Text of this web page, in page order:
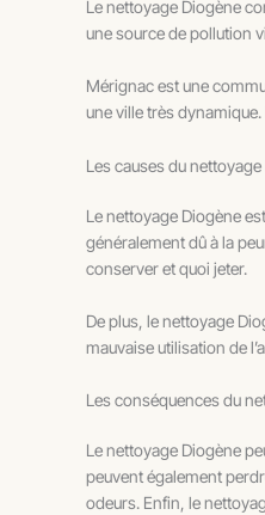
Le nettoyage Diogène
une source de pollution
Mérignac est une
une ville très
Les causes du
Le nettoyage Diogène
généralement dû à la
conserver et quoi jeter.
De plus, le nettoyage
mauvaise utilisation de
Les conséquences du
Le nettoyage Diogène
peuvent également
odeurs. Enfin, le